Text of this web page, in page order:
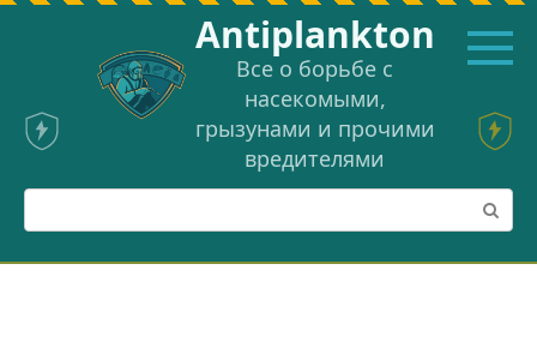
Перейти
Аntiplankton
Все о борьбе с
насекомыми,
грызунами и прочими
вредителями
Поиск: